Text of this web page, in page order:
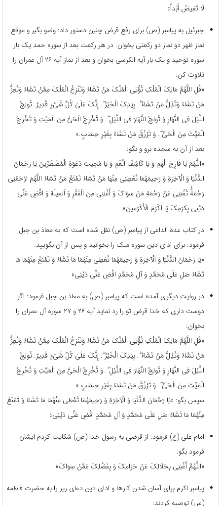
لَا تَغِیضُ أَبَداً»
جبرئیل به پیامبر (ص) برای رفع قرض چنین دستور داد: وضو بگیر و موقع
نماز ظهر دو نماز دو رکعتی بخوان. در هر رکعت بعد از سوره حمد یک بار
سوره توحید و یک بار آیه الکرسی بخوان و بعد از نماز آیه ۲۶ آل عمران را
تلاوت کن:
«قُلِ اللَّهُمَّ مَالِکَ الْمُلْکِ تُؤْتِی الْمُلْکَ مَنْ تَشَاءُ وَتَنْزِعُ الْمُلْکَ مِمَّنْ تَشَاءُ وَتُعِزُّ
مَنْ تَشَاءُ وَتُذِلُّ مَنْ تَشَاءُ ۖ. بِیَدِکَ الْخَیْرُ ۖ. إِنَّکَ عَلَىٰ کُلِّ شَیْءٍ قَدِیرٌ. تُولِجُ
اللَّیْلَ فِی النَّهَارِ وَ تُولِجُ النَّهَارَ فِی اللَّیْلِ ۖ. وَ تُخْرِجُ الْحَیَّ مِنَ الْمَیِّتِ وَ تُخْرِجُ
الْمَیِّتَ مِنَ الْحَیِّ ۖ. وَ تَرْزُقُ مَنْ تَشَاءُ بِغَیْرِ حِسَابٍ.»
بعد از آن به سجده برو و بگو:
«اللَّهُمَ‏ یَا فَارِجَ‏ الْهَمِ‏ وَ یَا کَاشِفَ‏ الْغَمِ‏ وَ یَا مُجِیبَ‏ دَعْوَةِ الْمُضْطَرِّینَ یَا رَحْمَانَ
الدُّنْیَا وَ الْآخِرَةِ وَ رَحِیمَهُمَا تُعْطِنِی‏ مِنْهَا مَنْ‏ تَشاءُ تَمْنَعُ‏ مَنْ‏ تَشاءُ اللَّهُمَ‏ ارْحَمْنِی‏
رَحْمَةًْ تُغْنِنِی‏ عَنْ‏ رَحْمَةِ مَنْ‏ سِوَاکَ‏ وَ أَغْنِنِی‏ مِنَ‏ الْفَقْرِ وَ اَلعیلَةِ وَ اقْضِ‏ عَنِّی‏
دَیْنِی‏ بِکَرَمِکَ یَا أَکْرَمَ‏ الْأَکْرَمِینَ»
در کتاب عدة الداعی از پیامبر (ص) نقل شده است که به معاذ بن جبل
فرمود: برای ادای دین سوره ملک را بخوانید و پس از آن بگویید:
«یَا رَحْمَانَ الدُّنْیَا وَ الْآخِرَةِ وَ رَحِیمَهُمَا تُعْطِی مِنْهُمَا مَا تَشَاءُ وَ تَمْنَعُ‏ مِنْهُمَا مَا
تَشَاءُ صَلِ‏ عَلَی‏ مُحَمَّدٍ وَ آلِ مُحَمَّدٍ اقْضِ عَنِّی دَیْنِی»
در روایت دیگری آمده است که پیامبر (ص) به معاذ بن جبل فرمود: اگر
دوست داری که خدا قرض تو را رد نماید آیه ۲۶ و ۲۷ سوره آل عمران را
بخوان:
«قُلِ اللَّهُمَّ مَالِکَ الْمُلْکِ تُؤْتِی الْمُلْکَ مَنْ تَشَاءُ وَتَنْزِعُ الْمُلْکَ مِمَّنْ تَشَاءُ وَتُعِزُّ
مَنْ تَشَاءُ وَتُذِلُّ مَنْ تَشَاءُ ۖ. بِیَدِکَ الْخَیْرُ ۖ. إِنَّکَ عَلَىٰ کُلِّ شَیْءٍ قَدِیرٌ. تُولِجُ
اللَّیْلَ فِی النَّهَارِ وَ تُولِجُ النَّهَارَ فِی اللَّیْلِ ۖ. وَ تُخْرِجُ الْحَیَّ مِنَ الْمَیِّتِ وَ تُخْرِجُ
الْمَیِّتَ مِنَ الْحَیِّ ۖ. وَ تَرْزُقُ مَنْ تَشَاءُ بِغَیْرِ حِسَابٍ.»
سپس بگو: «یَا رَحْمَانَ الدُّنْیَا وَ الْآخِرَةِ وَ رَحِیمَهُمَا تُعْطِی مِنْهُمَا مَا تَشَاءُ وَ تَمْنَعُ‏
مِنْهُمَا مَا تَشَاءُ صَلِ‏ عَلَی‏ مُحَمَّدٍ وَ آلِ مُحَمَّدٍ اقْضِ عَنِّی دَیْنِی»
امام علی (ع) فرمود: از قرضی به رسول خدا (ص) شکایت کردم ایشان
فرمود بگو:
«اللَّهُمَّ أَغْنِنِی بِحَلَالِکَ عَنْ حَرَامِکَ وَ بِفَضْلِکَ عَمَّنْ سِوَاکَ»
پیامبر اکرم برای آسان شدن کار‌ها و ادای دین دعای زیر را به حضرت فاطمه
(س) توصیه کردند: